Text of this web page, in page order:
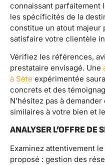
connaissant parfaitement
les spécificités de la
constitue un atout majeur
satisfaire votre clientèle
Vérifiez les références,
prestataire envisagé. Une
à Sète expérimentée
concrets et des
N’hésitez pas à
similaires à votre bien et
ANALYSER L’OFFRE DE
Examinez attentivement
proposé : gestion des